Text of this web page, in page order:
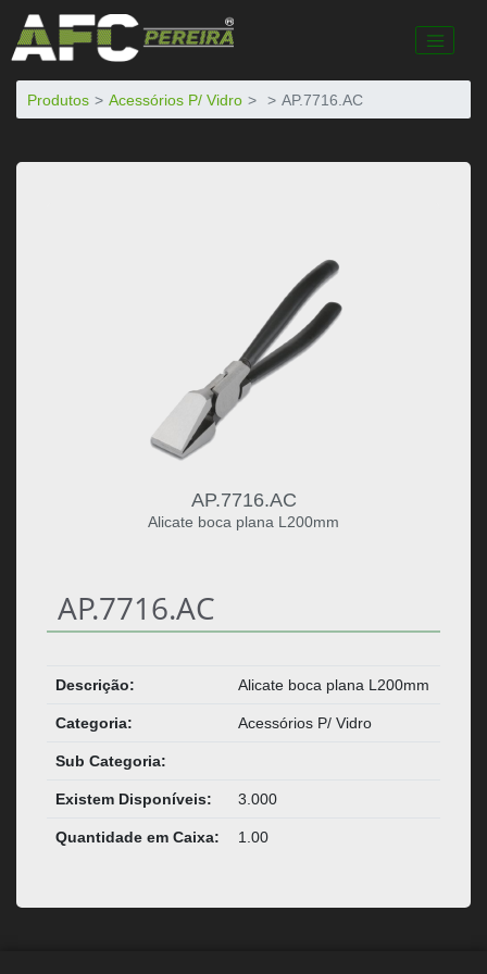
Produtos Acessórios P/ Vidro AP.7716.AC
AP.7716.AC
Alicate boca plana L200mm
AP.7716.AC
Descrição: Alicate boca plana L200mm
Categoria: Acessórios P/ Vidro
Sub Categoria:
Existem Disponíveis: 3.000
Quantidade em Caixa: 1.00